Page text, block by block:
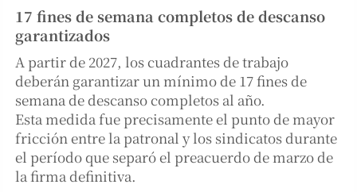
17 fines de semana completos de descanso
garantizados
A partir de 2027, los cuadrantes de trabajo
deberán garantizar un mínimo de 17 fines de
semana de descanso completos al año.
Esta medida fue precisamente el punto de mayor
fricción entre la patronal y los sindicatos durante
el período que separó el preacuerdo de marzo de
la firma definitiva.